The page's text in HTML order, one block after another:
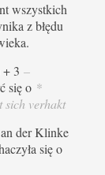
wszystkich
z błędu
+ 3 –
się o *
sich verhakt
der Klinke
się o